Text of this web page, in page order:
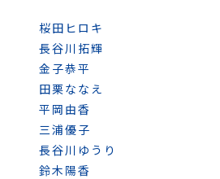
桜田ヒロキ
長谷川拓輝
金子恭平
田栗ななえ
平岡由香
三浦優子
長谷川ゆうり
鈴木陽香